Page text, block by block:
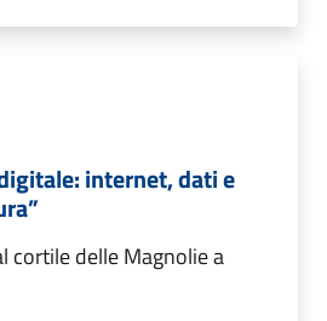
internet, dati e
cortile delle Magnolie a